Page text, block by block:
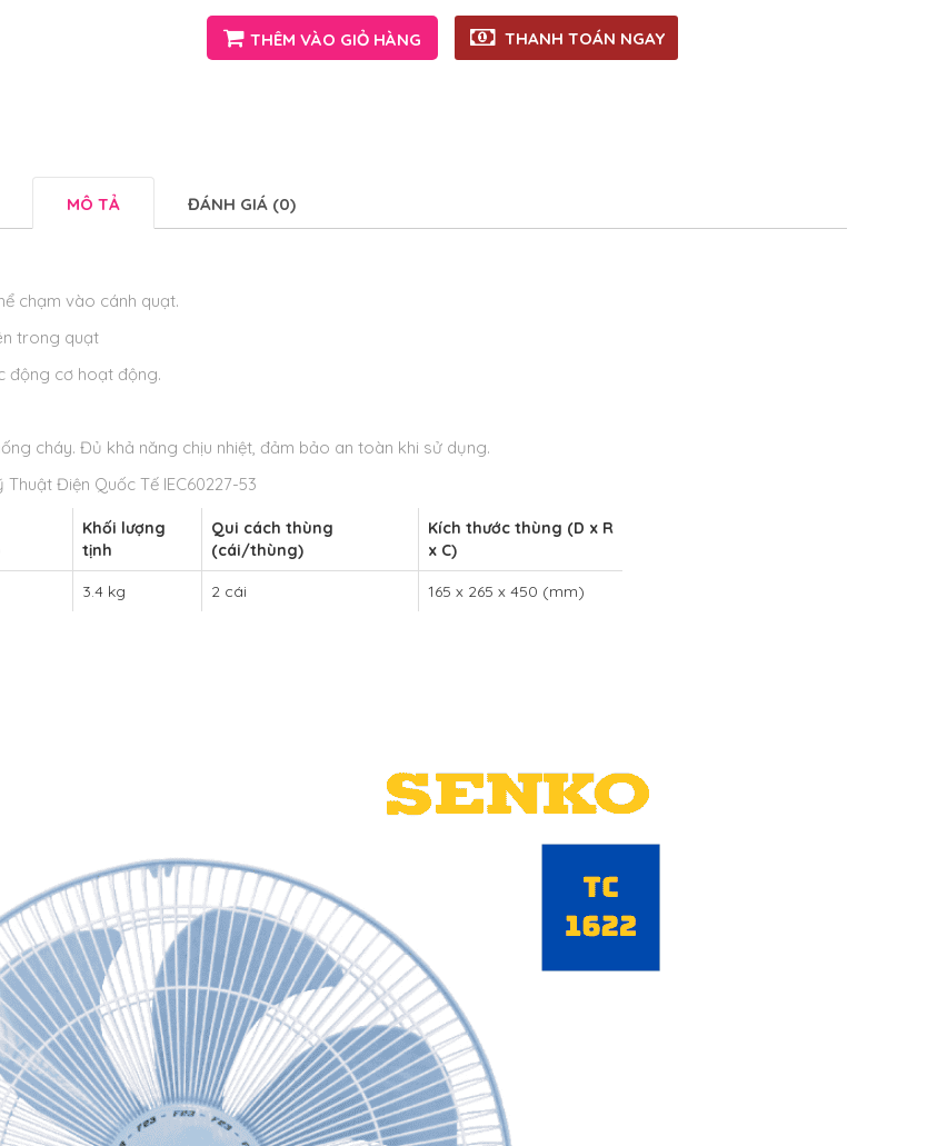
THÊM VÀO GIỎ HÀNG THANH TOÁN NGAY
MÔ TẢ ĐÁNH GIÁ (0)
chạm vào cánh quạt.
trong quạt
động cơ hoạt động.
cháy. Đủ khả năng chịu nhiệt, đảm bảo an toàn khi sử dụng.
Điện Quốc Tế IEC60227-53
Khối lượng
tịnh
Qui cách thùng
(cái/thùng)
Kích thước thùng (D x R
x C)
3.4 kg 2 cái 165 x 265 x 450 (mm)